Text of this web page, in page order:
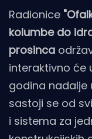
Radionice
kolumbe do
prosinca
interaktivno će
godina nadalje
sastoji se od
i sistema za